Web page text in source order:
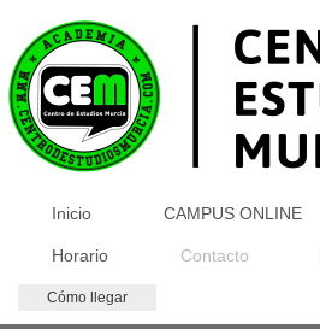
Inicio CAMPUS ONLINE
Horario Contacto
Cómo llegar